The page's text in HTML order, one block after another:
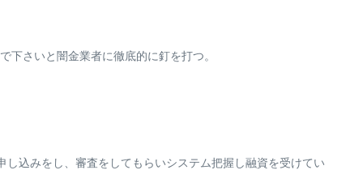
さいと闇金業者に徹底的に釘を打つ。
込みをし、審査をしてもらいシステム把握し融資を受けてい